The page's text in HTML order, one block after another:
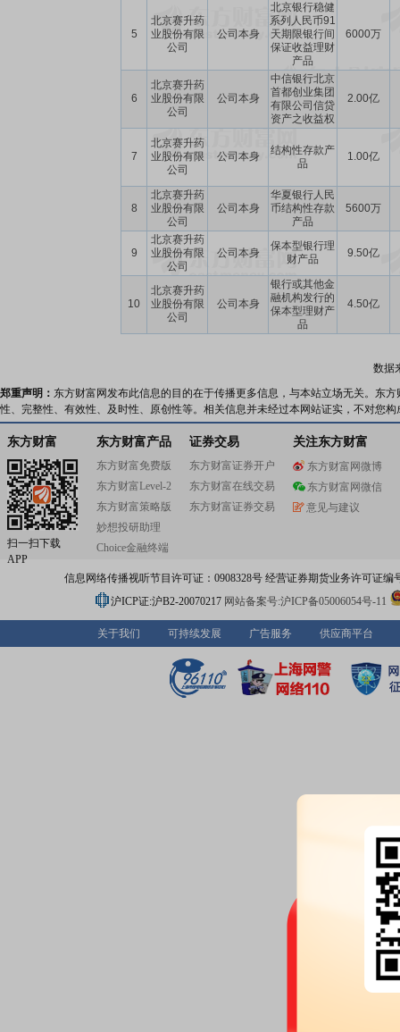
5
北京赛升药
业股份有限
公司
公司本身
北京银行稳健
系列人民币91
天期限银行间
保证收益理财
产品
6000万
6
北京赛升药
业股份有限
公司
公司本身
中信银行北京
首都创业集团
有限公司信贷
资产之收益权
2.00亿
7
北京赛升药
业股份有限
公司
公司本身
结构性存款产
品
1.00亿
8
北京赛升药
业股份有限
公司
公司本身
华夏银行人民
币结构性存款
产品
5600万
9
北京赛升药
业股份有限
公司
公司本身
保本型银行理
财产品
9.50亿
10
北京赛升药
业股份有限
公司
公司本身
银行或其他金
融机构发行的
保本型理财产
品
4.50亿
数据
郑重声明： 东方财富网发布此信息的目的在于传播更多信息，与本站立场无关。东
性、完整性、有效性、及时性、原创性等。相关信息并未经过本网站证实，不对您
东方财富
扫一扫下载
APP
东方财富产品
东方财富免费版
东方财富Level-2
东方财富策略版
妙想投研助理
Choice金融终端
证券交易
东方财富证券开户
东方财富在线交易
东方财富证券交易
关注东方财富
东方财富网微博
东方财富网微信
意见与建议
信息网络传播视听节目许可证：0908328号 经营证券期货业务许可证编
沪ICP证:沪B2-20070217 网站备案号:沪ICP备05006054号-11
关于我们 可持续发展 广告服务 供应商平台